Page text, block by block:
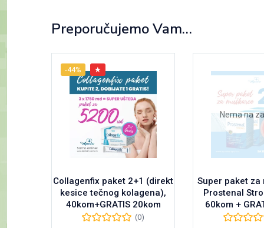
Preporučujemo Vam…
-44% ★
Collagenfix paket 2+1 (direkt
kesice tečnog kolagena),
40kom+GRATIS 20kom
(0)
Nema na
Super paket za
Prostenal
60kom +